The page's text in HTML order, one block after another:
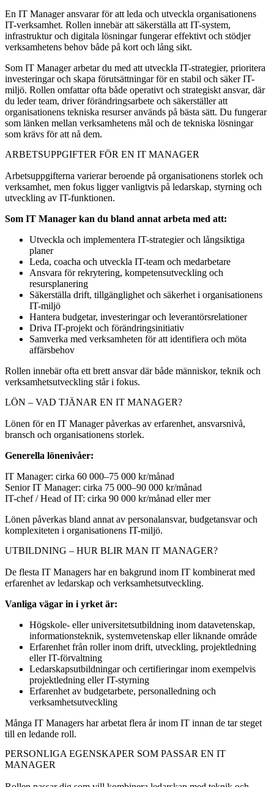
En IT Manager ansvarar för att leda och utveckla organisationens
IT-verksamhet. Rollen innebär att säkerställa att IT-system,
infrastruktur och digitala lösningar fungerar effektivt och stödjer
verksamhetens behov både på kort och lång sikt.
Som IT Manager arbetar du med att utveckla IT-strategier, prioritera
investeringar och skapa förutsättningar för en stabil och säker IT-
miljö. Rollen omfattar ofta både operativt och strategiskt ansvar, där
du leder team, driver förändringsarbete och säkerställer att
organisationens tekniska resurser används på bästa sätt. Du fungerar
som länken mellan verksamhetens mål och de tekniska lösningar
som krävs för att nå dem.
ARBETSUPPGIFTER FÖR EN IT MANAGER
Arbetsuppgifterna varierar beroende på organisationens storlek och
verksamhet, men fokus ligger vanligtvis på ledarskap, styrning och
utveckling av IT-funktionen.
Som IT Manager kan du bland annat arbeta med att:
Utveckla och implementera IT-strategier och långsiktiga
planer
Leda, coacha och utveckla IT-team och medarbetare
Ansvara för rekrytering, kompetensutveckling och
resursplanering
Säkerställa drift, tillgänglighet och säkerhet i organisationens
IT-miljö
Hantera budgetar, investeringar och leverantörsrelationer
Driva IT-projekt och förändringsinitiativ
Samverka med verksamheten för att identifiera och möta
affärsbehov
Rollen innebär ofta ett brett ansvar där både människor, teknik och
verksamhetsutveckling står i fokus.
LÖN – VAD TJÄNAR EN IT MANAGER?
Lönen för en IT Manager påverkas av erfarenhet, ansvarsnivå,
bransch och organisationens storlek.
Generella lönenivåer:
IT Manager: cirka 60 000–75 000 kr/månad
Senior IT Manager: cirka 75 000–90 000 kr/månad
IT-chef / Head of IT: cirka 90 000 kr/månad eller mer
Lönen påverkas bland annat av personalansvar, budgetansvar och
komplexiteten i organisationens IT-miljö.
UTBILDNING – HUR BLIR MAN IT MANAGER?
De flesta IT Managers har en bakgrund inom IT kombinerat med
erfarenhet av ledarskap och verksamhetsutveckling.
Vanliga vägar in i yrket är:
Högskole- eller universitetsutbildning inom datavetenskap,
informationsteknik, systemvetenskap eller liknande område
Erfarenhet från roller inom drift, utveckling, projektledning
eller IT-förvaltning
Ledarskapsutbildningar och certifieringar inom exempelvis
projektledning eller IT-styrning
Erfarenhet av budgetarbete, personalledning och
verksamhetsutveckling
Många IT Managers har arbetat flera år inom IT innan de tar steget
till en ledande roll.
PERSONLIGA EGENSKAPER SOM PASSAR EN IT
MANAGER